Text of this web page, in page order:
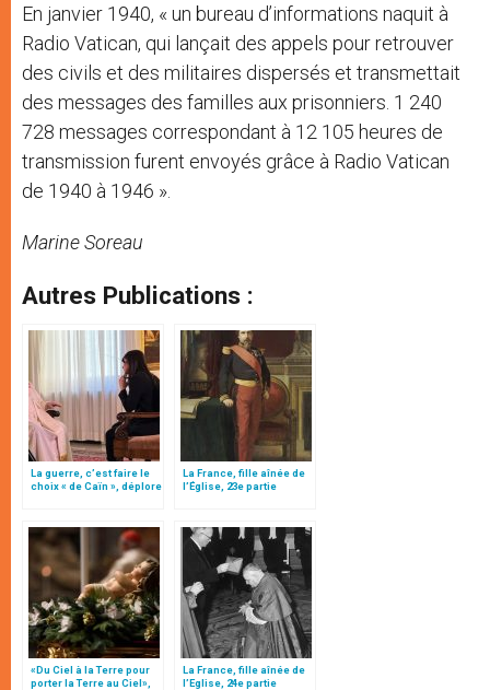
En janvier 1940, « un bureau d’informations naquit à
Radio Vatican, qui lançait des appels pour retrouver
des civils et des militaires dispersés et transmettait
des messages des familles aux prisonniers. 1 240
728 messages correspondant à 12 105 heures de
transmission furent envoyés grâce à Radio Vatican
de 1940 à 1946 ».
Marine Soreau
Autres Publications :
La guerre, c’est faire le
choix « de Caïn », déplore
La France, fille aînée de
l’Église, 23e partie
«Du Ciel à la Terre pour
porter la Terre au Ciel»,
La France, fille aînée de
l’Eglise, 24e partie